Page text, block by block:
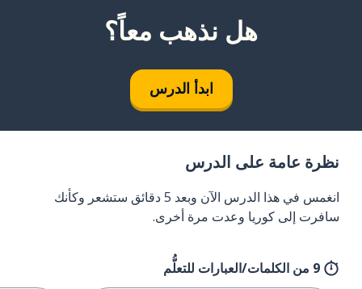
هل نذهب معاً؟
ابدأ الدرس
نظرة عامة على الدرس
انغمس في هذا الدرس الآن وبعد 5 دقائق ستشعر وكأنك
سافرت إلى كوريا وعدت مرة أخرى.
9 من الكلمات/العبارات للتعلُّم